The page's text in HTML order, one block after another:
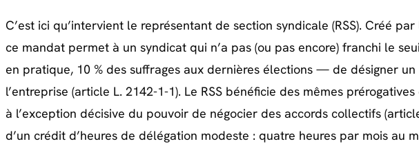
C’est ici qu’intervient le représentant de section syndicale (RSS). Créé
ce mandat permet à un syndicat qui n’a pas (ou pas encore) franchi le
en pratique, 10 % des suffrages aux dernières élections — de désigner
l’entreprise (article L. 2142-1-1). Le RSS bénéficie des mêmes
à l’exception décisive du pouvoir de négocier des accords collectifs
d’un crédit d’heures de délégation modeste : quatre heures par mois au